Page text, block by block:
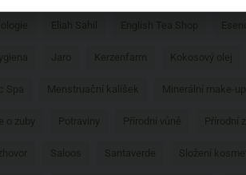
Eliah Sahil English Tea Shop
Jaro Kerzenfarm Kokosový olej
Spa Menstruační kalíšek Minerální make-up
o zuby Potraviny Přírodní vůně Přírodní
Saloos Santaverde Složení